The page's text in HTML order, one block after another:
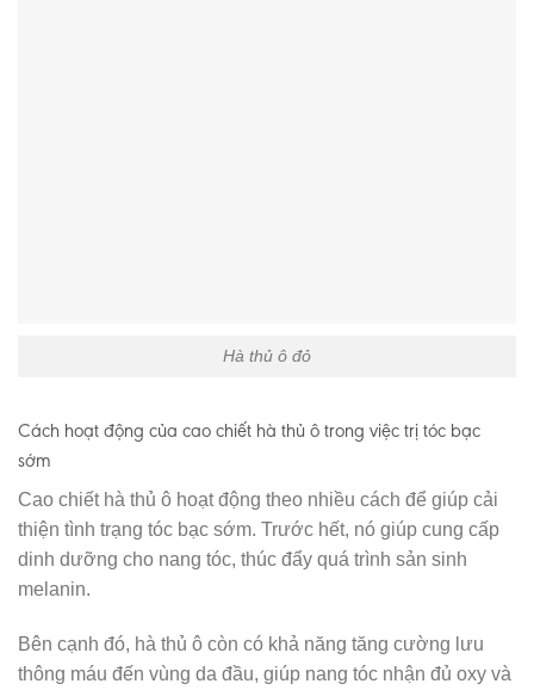
Hà thủ ô đỏ
Cách hoạt động của cao chiết hà thủ ô trong việc trị tóc bạc
sớm
Cao chiết hà thủ ô hoạt động theo nhiều cách để giúp cải
thiện tình trạng tóc bạc sớm. Trước hết, nó giúp cung cấp
dinh dưỡng cho nang tóc, thúc đẩy quá trình sản sinh
melanin.
Bên cạnh đó, hà thủ ô còn có khả năng tăng cường lưu
thông máu đến vùng da đầu, giúp nang tóc nhận đủ oxy và